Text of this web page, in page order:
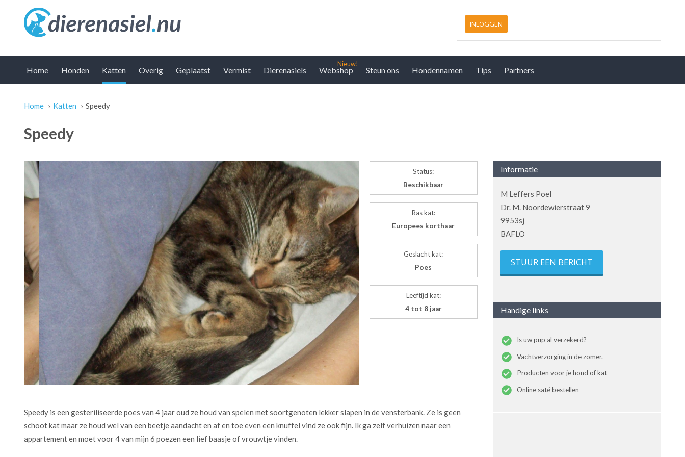
INLOGGEN
Home Honden Katten Overig Geplaatst Vermist Dierenasiels Webshop Steun ons Hondennamen Tips Partners
U bent hier
Home › Katten › Speedy
Speedy
Status:
Beschikbaar
Ras kat:
Europees korthaar
Geslacht kat:
Poes
Leeftijd kat:
4 tot 8 jaar
Speedy is een gesteriliseerde poes van 4 jaar oud ze houd van spelen met soortgenoten lekker slapen in de vensterbank. Ze is geen
schoot kat maar ze houd wel van een beetje aandacht en af en toe even een knuffel vind ze ook fijn. Ik ga zelf verhuizen naar een
appartement en moet voor 4 van mijn 6 poezen een lief baasje of vrouwtje vinden.
Informatie
M Leffers Poel
Dr. M. Noordewierstraat 9
9953sj
BAFLO
STUUR EEN BERICHT
Handige links
Is uw pup al verzekerd?
Vachtverzorging in de zomer.
Producten voor je hond of kat
Online saté bestellen